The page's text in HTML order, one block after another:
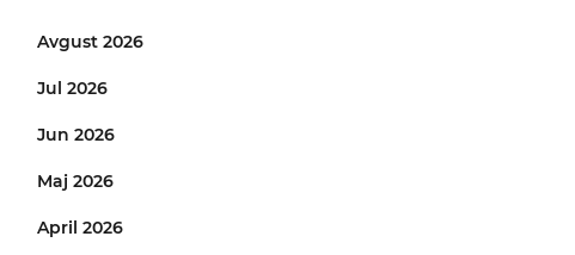
Avgust 2026
Jul 2026
Jun 2026
Maj 2026
April 2026